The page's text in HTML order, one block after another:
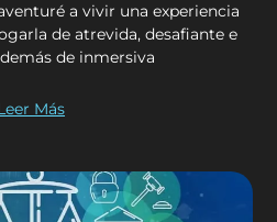
a vivir una experiencia
de atrevida, desafiante e
de inmersiva
Más